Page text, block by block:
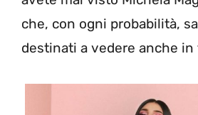
che, con ogni probabilità,
destinati a vedere anche